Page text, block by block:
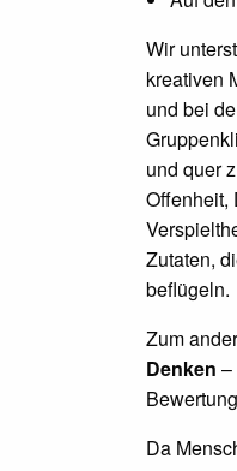
Wir
kreativen
und bei
und quer
Offenheit,
Zutaten,
beflügeln.
Zum
Denken –
Da